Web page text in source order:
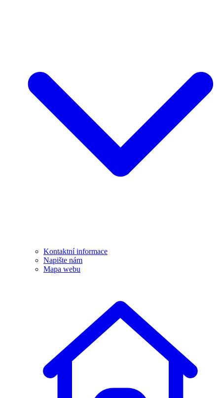
Kontaktní informace
Napište nám
Mapa webu